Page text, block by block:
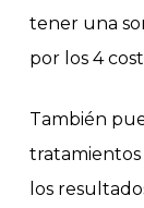
tener una
por los 4
También
tratamientos
los